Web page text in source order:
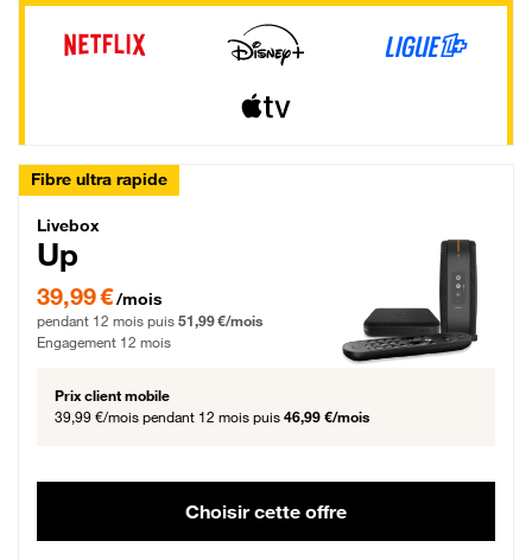
Fibre ultra rapide
Livebox Up Fibre
Livebox
Up
39,99 € par mois pendant 12 mois puis 51,99 € par mois, Engagement 12 mois
39,99 €/mois
pendant 12 mois puis 51,99 €/mois
Engagement 12 mois
Prix client mobile
39,99 €/mois pendant 12 mois puis 46,99 €/mois
Choisir cette offre